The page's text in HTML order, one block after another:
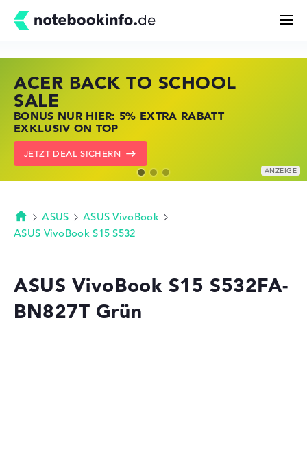
Kaufberatung
Technik & Wissen
Merkzettel
ACER BACK TO SCHOOL
SALE
BONUS NUR HIER: 5% EXTRA RABATT
EXKLUSIV ON TOP
JETZT DEAL SICHERN
HP STORE SSV DEALS
JETZT ZUGREIFEN: NOTEBOOKS BEI HP
KRÄFTIG REDUZIERT
ZU DEN HP ANGEBOTEN
LENOVO LAPTOP DEALS
NOTEBOOKS BEI LENOVO JETZT
KRÄFTIG REDUZIERT
LENOVO DEALS ZEIGEN
Startseite
ASUS
ASUS VivoBook
ASUS VivoBook S15 S532
ASUS VivoBook S15 S532FA-
BN827T Grün